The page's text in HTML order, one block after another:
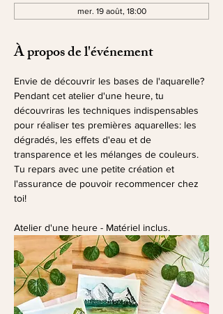
mer. 19 août, 18:00
À propos de l'événement
Envie de découvrir les bases de l'aquarelle?
Pendant cet atelier d'une heure, tu
découvriras les techniques indispensables
pour réaliser tes premières aquarelles: les
dégradés, les effets d'eau et de
transparence et les mélanges de couleurs.
Tu repars avec une petite création et
l'assurance de pouvoir recommencer chez
toi!
Atelier d'une heure - Matériel inclus.